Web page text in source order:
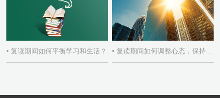
• 复读期间如何平衡学习和生活？ • 复读期间如何调整心态，保持积极学习态度？